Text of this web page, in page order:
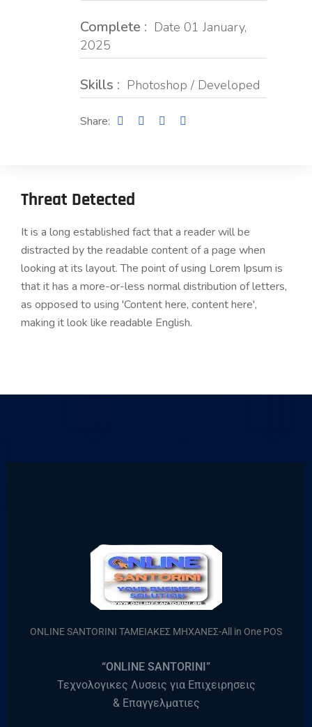
Complete : Date 01 January,
2025
Skills : Photoshop / Developed
Share:
Threat Detected
It is a long established fact that a reader will be
distracted by the readable content of a page when
looking at its layout. The point of using Lorem Ipsum is
that it has a more-or-less normal distribution of letters,
as opposed to using 'Content here, content here',
making it look like readable English.
ONLINE SANTORINI ΤΑΜΕΙΑΚΕΣ ΜΗΧΑΝΕΣ-All in One POS
“ONLINE SANTORINI”
Τεχνολογικες Λυσεις για Επιχειρησεις
& Επαγγελματιες